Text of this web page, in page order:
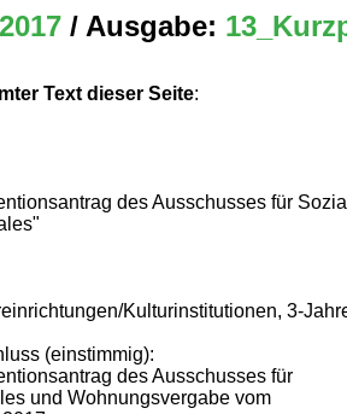
2017 / Ausgabe:
Text dieser Seite:
des Ausschusses für
Kulturinstitutionen, 3-
(einstimmig):
des Ausschusses für
und Wohnungsvergabe vom